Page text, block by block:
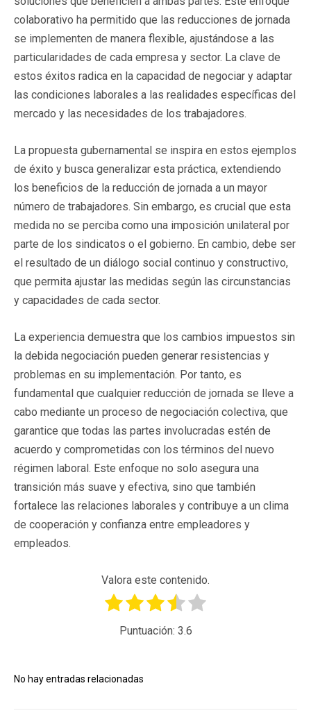
colaborativo ha permitido que las reducciones de jornada
se implementen de manera flexible, ajustándose a las
particularidades de cada empresa y sector. La clave de
estos éxitos radica en la capacidad de negociar y adaptar
las condiciones laborales a las realidades específicas del
mercado y las necesidades de los trabajadores.
La propuesta gubernamental se inspira en estos ejemplos
de éxito y busca generalizar esta práctica, extendiendo
los beneficios de la reducción de jornada a un mayor
número de trabajadores. Sin embargo, es crucial que esta
medida no se perciba como una imposición unilateral por
parte de los sindicatos o el gobierno. En cambio, debe ser
el resultado de un diálogo social continuo y constructivo,
que permita ajustar las medidas según las circunstancias
y capacidades de cada sector.
La experiencia demuestra que los cambios impuestos sin
la debida negociación pueden generar resistencias y
problemas en su implementación. Por tanto, es
fundamental que cualquier reducción de jornada se lleve a
cabo mediante un proceso de negociación colectiva, que
garantice que todas las partes involucradas estén de
acuerdo y comprometidas con los términos del nuevo
régimen laboral. Este enfoque no solo asegura una
transición más suave y efectiva, sino que también
fortalece las relaciones laborales y contribuye a un clima
de cooperación y confianza entre empleadores y
empleados.
Valora este contenido.
Puntuación: 3.6
No hay entradas relacionadas